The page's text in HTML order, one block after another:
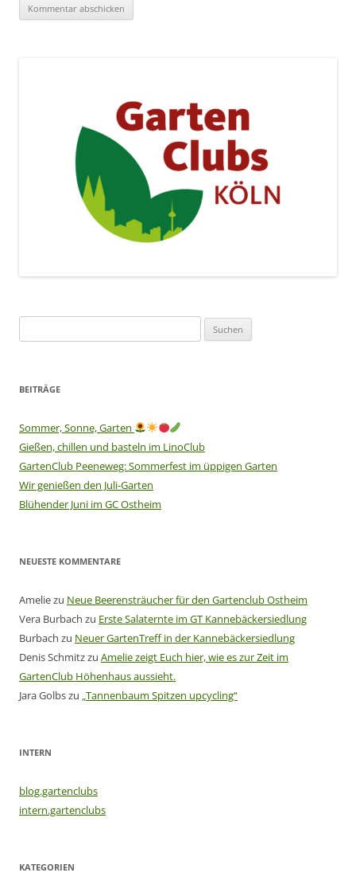
nach:
BEITRÄGE
Sommer, Sonne, Garten
Gießen, chillen und basteln im LinoClub
GartenClub Peeneweg: Sommerfest im üppigen Garten
Wir genießen den Juli-Garten
Blühender Juni im GC Ostheim
NEUESTE KOMMENTARE
Ameliezu Neue Beerensträucher für den Gartenclub Ostheim
Vera Burbach zu Erste Salaternte im GT Kannebäckersiedlung
Burbach zu Neuer GartenTreff in der Kannebäckersiedlung
Denis Schmitzzu Amelie zeigt Euch hier, wie es zur Zeit im
GartenClub Höhenhaus aussieht.
Jara Golbszu „Tannenbaum Spitzen upcycling“
INTERN
blog.gartenclubs
intern.gartenclubs
KATEGORIEN